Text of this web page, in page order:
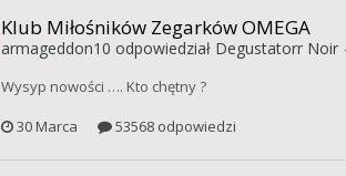
Klub Miłośników Zegarków OMEGA
armageddon10 odpowiedział Degustatorr Noir
Wysyp nowości …. Kto chętny ?
30 Marca
53568 odpowiedzi